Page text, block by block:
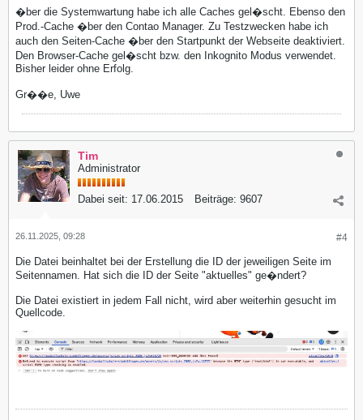
�ber die Systemwartung habe ich alle Caches gel�scht. Ebenso den
Prod.-Cache �ber den Contao Manager. Zu Testzwecken habe ich
auch den Seiten-Cache �ber den Startpunkt der Webseite deaktiviert.
Den Browser-Cache gel�scht bzw. den Inkognito Modus verwendet.
Bisher leider ohne Erfolg.
Gr��e, Uwe
Tim
Administrator
Dabei seit: 17.06.2015 Beiträge: 9607
#4
26.11.2025, 09:28
Die Datei beinhaltet bei der Erstellung die ID der jeweiligen Seite im
Seitennamen. Hat sich die ID der Seite "aktuelles" ge�ndert?
Die Datei existiert in jedem Fall nicht, wird aber weiterhin gesucht im
Quellcode.